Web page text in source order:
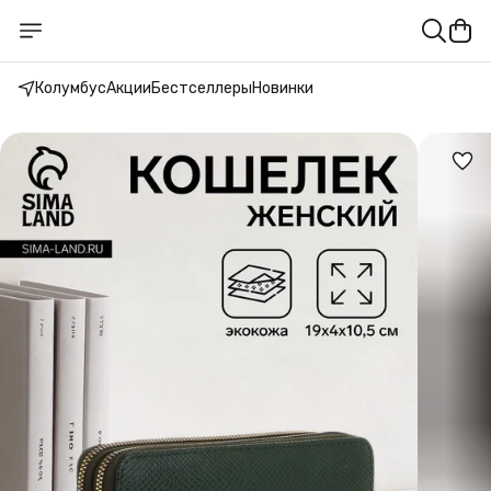
КолумбусАкцииБестселлерыНовинки